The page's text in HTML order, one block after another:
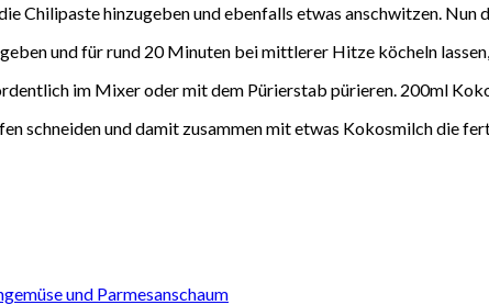
Chilipaste hinzugeben und ebenfalls etwas anschwitzen. Nun
und für rund 20 Minuten bei mittlerer Hitze köcheln
im Mixer oder mit dem Pürierstab pürieren. 200ml
schneiden und damit zusammen mit etwas Kokosmilch die
und Parmesanschaum